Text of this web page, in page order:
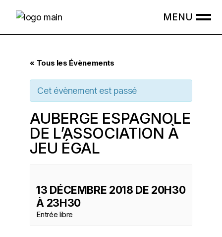
« Tous les Évènements
Cet évènement est passé
AUBERGE ESPAGNOLE
DE L’ASSOCIATION À
JEU ÉGAL
13 DÉCEMBRE 2018 DE 20H30
À 23H30
Entrée libre